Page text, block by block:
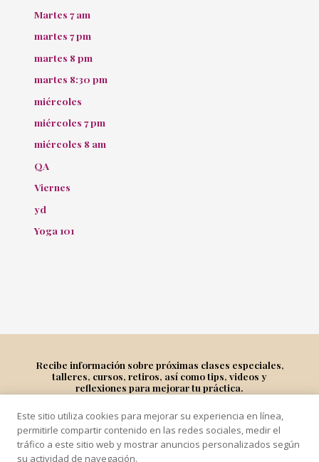
Martes 7 am
martes 7 pm
martes 8 pm
martes 8:30 pm
miércoles
miércoles 7 pm
miércoles 8 am
QA
Viernes
yd
Yoga 101
Recibe información sobre próximas clases especiales,
talleres, cursos, retiros, así como tips, videos y
reflexiones para mejorar tu práctica.
Suscríbete
Este sitio utiliza cookies para mejorar su experiencia en línea,
permitirle compartir contenido en las redes sociales, medir el
tráfico a este sitio web y mostrar anuncios personalizados según
su actividad de navegación.